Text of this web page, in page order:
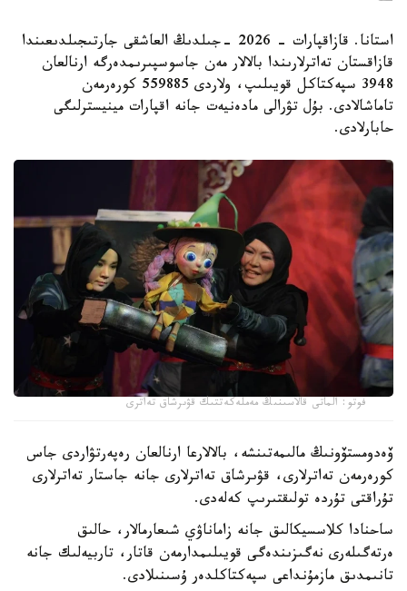
استانا. قازاقپارات - 2026 -جىلدىڭ العاشقى جارتىجىلدىعىندا
قازاقستان تەاترلارىندا بالالار مەن جاسوسپىرىمدەرگە ارنالعان
3948 سپەكتاكل قويىلىپ، ولاردى 559885 كورەرمەن
تاماشالادى. بۇل تۋرالى مادەنيەت جانە اقپارات مينيسترلىگى
حابارلادى.
فوتو: الماتى قالاسىنىڭ مەملەكەتتىك قۋىرشاق تەاترى
ۆەدومستۆونىڭ مالىمەتىنشە، بالالارعا ارنالعان رەپەرتۋاردى جاس
كورەرمەن تەاترلارى، قۋىرشاق تەاترلارى جانە جاستار تەاترلارى
تۇراقتى تۇردە تولىقتىرىپ كەلەدى.
ساحنادا كلاسسيكالىق جانە زاماناۋي شىعارمالار، حالىق
ەرتەگىلەرى نەگىزىندەگى قويىلىمدارمەن قاتار، تاربيەلىك جانە
تانىمدىق مازمۇنداعى سپەكتاكلدەر ۇسىنىلادى.